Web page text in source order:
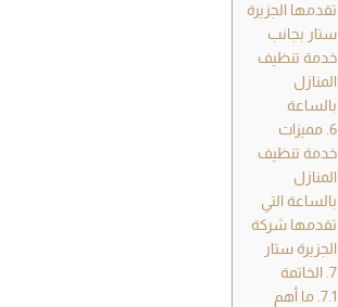
تقدمها الجزيرة
ستار بجانب
خدمة تنظيف
المنازل
بالساعة
6. مميزات
خدمة تنظيف
المنازل
بالساعة التي
تقدمها شركة
الجزيرة ستار
7. الخاتمة
7.1. ما أهم